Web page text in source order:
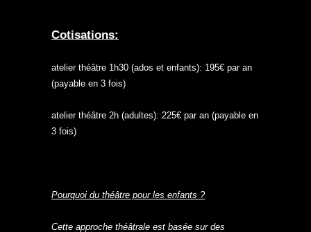
Cotisations:
atelier théâtre 1h30 (ados et enfants): 195€ par an
(payable en 3 fois)
atelier théâtre 2h (adultes): 225€ par an (payable en
3 fois)
Pourquoi du théâtre pour les enfants ?
Cette approche théâtrale est basée sur des